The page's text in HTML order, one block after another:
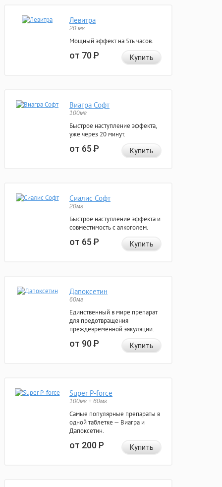
Левитра
20 мг
Мощный эффект на 5ть часов.
от 70Р Купить
Виагра Софт
100мг
Быстрое наступление эффекта,
уже через 20 минут.
от 65Р Купить
Сиалис Софт
20мг
Быстрое наступление эффекта и
совместимость с алкоголем.
от 65Р Купить
Дапоксетин
60мг
Единственный в мире препарат
для предотвращения
преждевременной эякуляции.
от 90Р Купить
Super P-force
100мг + 60мг
Самые популярные препараты в
одной таблетке — Виагра и
Дапоксетин.
от 200Р Купить